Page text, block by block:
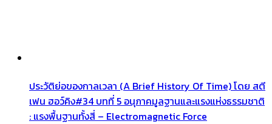
ประวัติย่อของกาลเวลา (A Brief History Of Time) โดย สตี
เฟน ฮอว์คิง#34 บทที่ 5 อนุภาคมูลฐานและแรงแห่งธรรมชาติ
: แรงพื้นฐานทั้งสี่ – Electromagnetic Force